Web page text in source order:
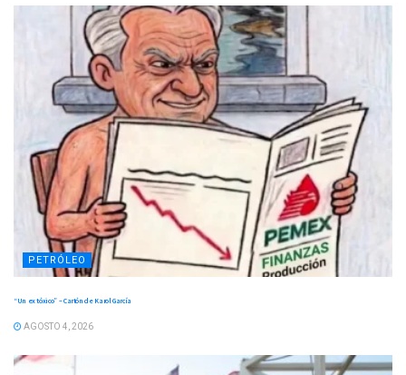
PETRÓLEO
“Un ex tóxico” – Cartón de Karol García
AGOSTO 4, 2026